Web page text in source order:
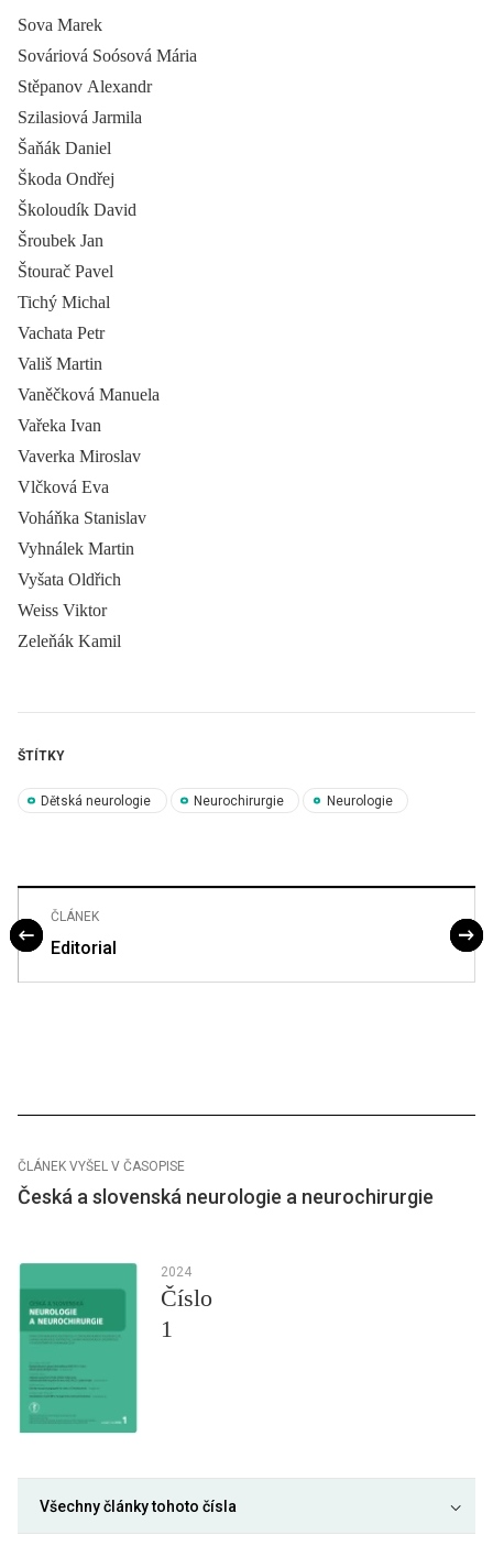
Sova Marek
Sováriová Soósová Mária
Stěpanov Alexandr
Szilasiová Jarmila
Šaňák Daniel
Škoda Ondřej
Školoudík David
Šroubek Jan
Štourač Pavel
Tichý Michal
Vachata Petr
Vališ Martin
Vaněčková Manuela
Vařeka Ivan
Vaverka Miroslav
Vlčková Eva
Voháňka Stanislav
Vyhnálek Martin
Vyšata Oldřich
Weiss Viktor
Zeleňák Kamil
ŠTÍTKY
Dětská neurologie Neurochirurgie Neurologie
ČLÁNEK
Editorial
ČLÁNEK VYŠEL V ČASOPISE
Česká a slovenská neurologie a neurochirurgie
2024
Číslo
1
Všechny články tohoto čísla